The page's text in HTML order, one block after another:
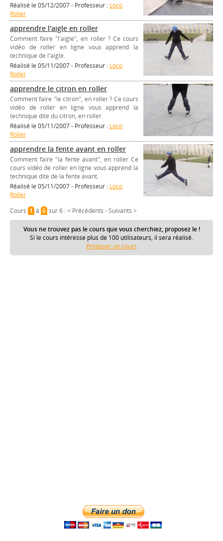
Réalisé le 05/12/2007 - Professeur : Loco
Roller
apprendre l'aigle en roller
Comment faire "l'aigle", en roller ? Ce cours
vidéo de roller en ligne vous apprend la
technique de l'aigle.
Réalisé le 05/11/2007 - Professeur : Loco
Roller
apprendre le citron en roller
Comment faire "le citron", en roller ? Ce cours
vidéo de roller en ligne vous apprend la
technique dite du citron, en roller.
Réalisé le 05/11/2007 - Professeur : Loco
Roller
apprendre la fente avant en roller
Comment faire "la fente avant", en roller Ce
cours vidéo de roller en ligne vous apprend la
technique dite de la fente avant.
Réalisé le 05/11/2007 - Professeur : Loco
Roller
Cours 1à 6sur 6 :< Précédents -Suivants >
Vous ne trouvez pas le cours que vous cherchiez, proposez le !
Si le cours intéresse plus de 100 utilisateurs, il sera réalisé.
Proposer un cours